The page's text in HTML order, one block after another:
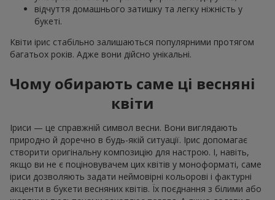
відчуття домашнього затишку та легку ніжність у
букеті.
Квіти ірис стабільно залишаються популярними протягом
багатьох років. Адже вони дійсно унікальні.
Чому обирають саме ці весняні
квіти
Іриси — це справжній символ весни. Вони виглядають
природно й доречно в будь-якій ситуації. Ірис допомагає
створити оригінальну композицію для настрою. І, навіть,
якщо ви не є поціновувачем цих квітів у моноформаті, саме
іриси дозволяють задати неймовірні кольорові і фактурні
акценти в букети весняних квітів. Їх поєднання з білими або